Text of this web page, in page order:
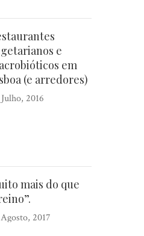
e
em
(e arredores)
2016
mais do que
2017